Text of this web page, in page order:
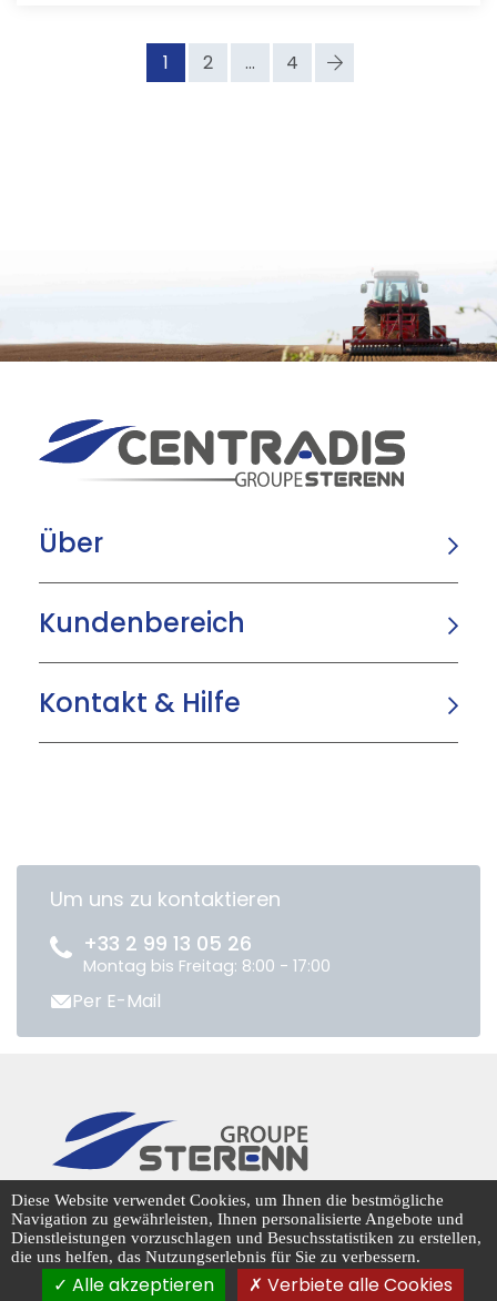
1 2 ... 4
Über
Kundenbereich
Kontakt & Hilfe
Um uns zu kontaktieren
+33 2 99 13 05 26
Montag bis Freitag: 8:00 - 17:00
Per E-Mail
CENTRADIS © 2026
Cookie-Management
Diese Website verwendet Cookies, um Ihnen die bestmögliche
Navigation zu gewährleisten, Ihnen personalisierte Angebote und
Dienstleistungen vorzuschlagen und Besuchsstatistiken zu erstellen,
die uns helfen, das Nutzungserlebnis für Sie zu verbessern.
Alle akzeptieren Verbiete alle Cookies